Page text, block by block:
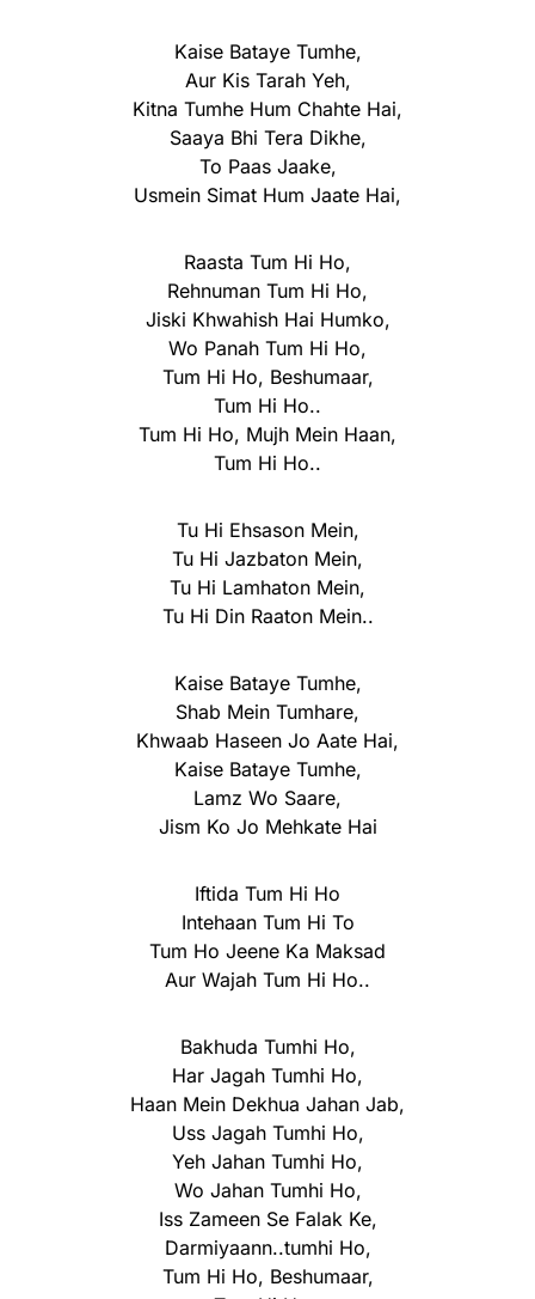
Kaise Bataye Tumhe,
Aur Kis Tarah Yeh,
Kitna Tumhe Hum Chahte Hai,
Saaya Bhi Tera Dikhe,
To Paas Jaake,
Usmein Simat Hum Jaate Hai,
Raasta Tum Hi Ho,
Rehnuman Tum Hi Ho,
Jiski Khwahish Hai Humko,
Wo Panah Tum Hi Ho,
Tum Hi Ho, Beshumaar,
Tum Hi Ho..
Tum Hi Ho, Mujh Mein Haan,
Tum Hi Ho..
Tu Hi Ehsason Mein,
Tu Hi Jazbaton Mein,
Tu Hi Lamhaton Mein,
Tu Hi Din Raaton Mein..
Kaise Bataye Tumhe,
Shab Mein Tumhare,
Khwaab Haseen Jo Aate Hai,
Kaise Bataye Tumhe,
Lamz Wo Saare,
Jism Ko Jo Mehkate Hai
Iftida Tum Hi Ho
Intehaan Tum Hi To
Tum Ho Jeene Ka Maksad
Aur Wajah Tum Hi Ho..
Bakhuda Tumhi Ho,
Har Jagah Tumhi Ho,
Haan Mein Dekhua Jahan Jab,
Uss Jagah Tumhi Ho,
Yeh Jahan Tumhi Ho,
Wo Jahan Tumhi Ho,
Iss Zameen Se Falak Ke,
Darmiyaann..tumhi Ho,
Tum Hi Ho, Beshumaar,